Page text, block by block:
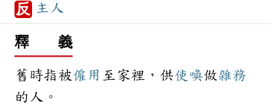
反 主人
釋 義
舊時指被僱用 至家裡，供使喚做雜務
的人。